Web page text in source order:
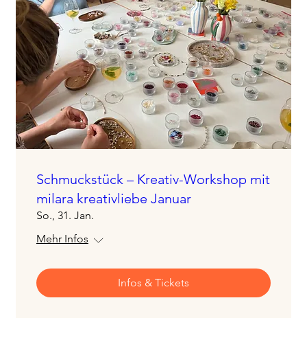
Schmuckstück – Kreativ-Workshop mit
milara kreativliebe Januar
So., 31. Jan.
Mehr Infos
Infos & Tickets